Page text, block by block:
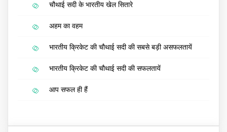
चौथाई सदी के भारतीय खेल सितारे
अहम का वहम
भारतीय क्रिकेट की चौथाई सदी की सबसे बड़ी असफलतायें
भारतीय क्रिकेट की चौथाई सदी की सफलतायें
आप सफल ही हैं